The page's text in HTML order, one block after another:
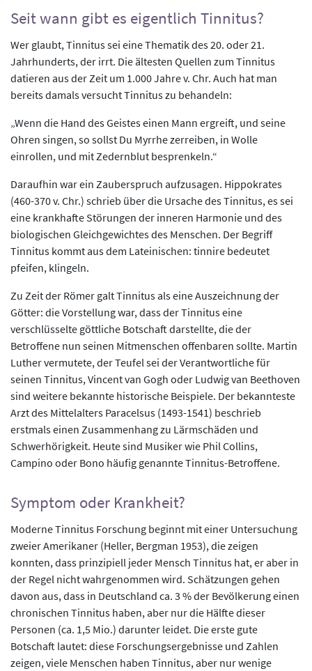
Seit wann gibt es eigentlich Tinnitus?
Wer glaubt, Tinnitus sei eine Thematik des 20. oder 21.
Jahrhunderts, der irrt. Die ältesten Quellen zum Tinnitus
datieren aus der Zeit um 1.000 Jahre v. Chr. Auch hat man
bereits damals versucht Tinnitus zu behandeln:
„Wenn die Hand des Geistes einen Mann ergreift, und seine
Ohren singen, so sollst Du Myrrhe zerreiben, in Wolle
einrollen, und mit Zedernblut besprenkeln.“
Daraufhin war ein Zauberspruch aufzusagen. Hippokrates
(460-370 v. Chr.) schrieb über die Ursache des Tinnitus, es sei
eine krankhafte Störungen der inneren Harmonie und des
biologischen Gleichgewichtes des Menschen. Der Begriff
Tinnitus kommt aus dem Lateinischen: tinnire bedeutet
pfeifen, klingeln.
Zu Zeit der Römer galt Tinnitus als eine Auszeichnung der
Götter: die Vorstellung war, dass der Tinnitus eine
verschlüsselte göttliche Botschaft darstellte, die der
Betroffene nun seinen Mitmenschen offenbaren sollte. Martin
Luther vermutete, der Teufel sei der Verantwortliche für
seinen Tinnitus, Vincent van Gogh oder Ludwig van Beethoven
sind weitere bekannte historische Beispiele. Der bekannteste
Arzt des Mittelalters Paracelsus (1493-1541) beschrieb
erstmals einen Zusammenhang zu Lärmschäden und
Schwerhörigkeit. Heute sind Musiker wie Phil Collins,
Campino oder Bono häufig genannte Tinnitus-Betroffene.
Symptom oder Krankheit?
Moderne Tinnitus Forschung beginnt mit einer Untersuchung
zweier Amerikaner (Heller, Bergman 1953), die zeigen
konnten, dass prinzipiell jeder Mensch Tinnitus hat, er aber in
der Regel nicht wahrgenommen wird. Schätzungen gehen
davon aus, dass in Deutschland ca. 3 % der Bevölkerung einen
chronischen Tinnitus haben, aber nur die Hälfte dieser
Personen (ca. 1,5 Mio.) darunter leidet. Die erste gute
Botschaft lautet: diese Forschungsergebnisse und Zahlen
zeigen, viele Menschen haben Tinnitus, aber nur wenige